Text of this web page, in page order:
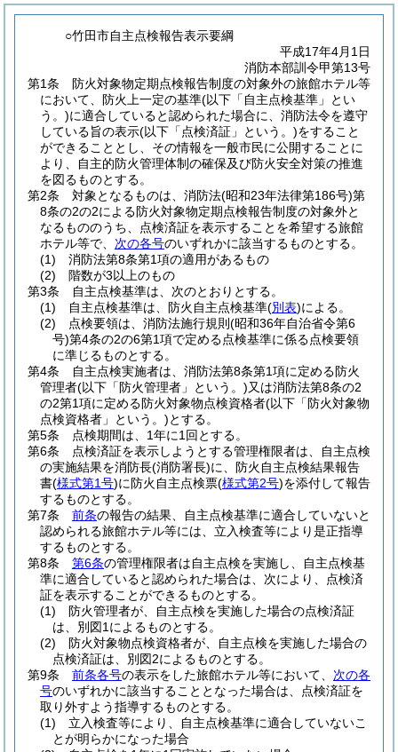
○竹田市自主点検報告表示要綱
平成17年4月1日
消防本部訓令甲第13号
第1条
防火対象物定期点検報告制度の対象外の旅館ホテル等
において、防火上一定の基準(以下「自主点検基準」とい
う。)に適合していると認められた場合に、消防法令を遵守
している旨の表示(以下「点検済証」という。)をすること
ができることとし、その情報を一般市民に公開することに
より、自主的防火管理体制の確保及び防火安全対策の推進
を図るものとする。
第2条
対象となるものは、消防法(昭和23年法律第186号)第
8条の2の2による防火対象物定期点検報告制度の対象外と
なるもののうち、点検済証を表示することを希望する旅館
ホテル等で、 次の各号のいずれかに該当するものとする。
(1)
消防法第8条第1項の適用があるもの
(2)
階数が3以上のもの
第3条
自主点検基準は、次のとおりとする。
(1)
自主点検基準は、防火自主点検基準(別表)による。
(2)
点検要領は、消防法施行規則 (昭和36年自治省令第6
号)第4条の2の6第1項で定める点検基準に係る点検要領
に準じるものとする。
第4条
自主点検実施者は、消防法第8条第1項に定める防火
管理者(以下「防火管理者」という。)又は消防法第8条の2
の2第1項に定める防火対象物点検資格者(以下「防火対象物
点検資格者」という。)とする。
第5条
点検期間は、1年に1回とする。
第6条
点検済証を表示しようとする管理権限者は、自主点検
の実施結果を消防長(消防署長)に、防火自主点検結果報告
書(様式第1号)に防火自主点検票(様式第2号)を添付して報告
するものとする。
第7条
前条の報告の結果、自主点検基準に適合していないと
認められる旅館ホテル等には、立入検査等により是正指導
するものとする。
第8条
第6条の管理権限者は自主点検を実施し、自主点検基
準に適合していると認められた場合は、次により、点検済
証を表示することができるものとする。
(1)
防火管理者が、自主点検を実施した場合の点検済証
は、別図1によるものとする。
(2)
防火対象物点検資格者が、自主点検を実施した場合の
点検済証は、別図2によるものとする。
第9条
前条各号の表示をした旅館ホテル等において、 次の各
号のいずれかに該当することとなった場合は、点検済証を
取り外すよう指導するものとする。
(1)
立入検査等により、自主点検基準に適合していないこ
とが明らかになった場合